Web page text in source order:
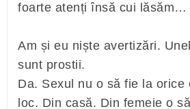
foarte atenți însă cui lăsăm…
Am și eu niște avertizări.
sunt prostii.
Da. Sexul nu o să fie la orice
loc. Din casă. Din femeie o